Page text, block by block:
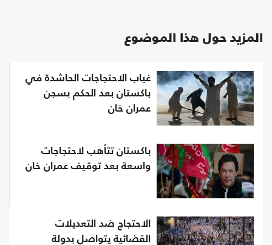
المزيد حول هذا الموضوع
غياب الاحتجاجات الحاشدة في
باكستان بعد الحكم بسجن
عمران خان
باكستان تتأهب لاحتجاجات
واسعة بعد توقيف عمران خان
الاحتجاج ضد التعديلات
القضائية يتواصل بدولة